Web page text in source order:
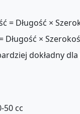
= Długość ×
Długość ×
dokładny
50 cc